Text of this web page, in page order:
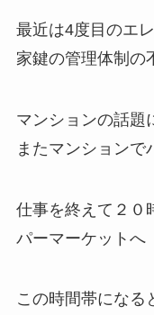
最近は4度目のエ
家鍵の管理体制の
マンションの話題
またマンションで
仕事を終えて２０
パーマーケットへ
この時間帯になる